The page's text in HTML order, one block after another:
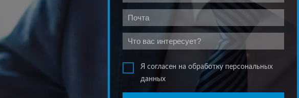
Я согласен на обработку персональных
данных